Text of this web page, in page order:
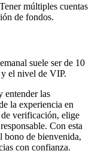
múltiples cuentas
de fondos.
suele ser de 10
el nivel de VIP.
entender las
la experiencia en
de verificación, elige
Con esta
bono de bienvenida,
con confianza.